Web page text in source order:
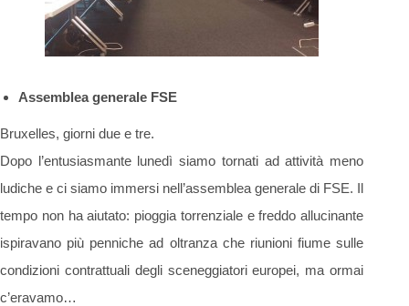
Assemblea generale FSE
Bruxelles, giorni due e tre.
Dopo l’entusiasmante lunedì siamo tornati ad attività meno
ludiche e ci siamo immersi nell’assemblea generale di FSE. Il
tempo non ha aiutato: pioggia torrenziale e freddo allucinante
ispiravano più penniche ad oltranza che riunioni fiume sulle
condizioni contrattuali degli sceneggiatori europei, ma ormai
c’eravamo…